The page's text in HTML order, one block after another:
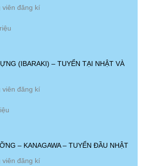
viên đăng kí
(IBARAKI) – TUYỂN TẠI NHẬT VÀ
viên đăng kí
– KANAGAWA – TUYỂN ĐẦU NHẬT
viên đăng kí